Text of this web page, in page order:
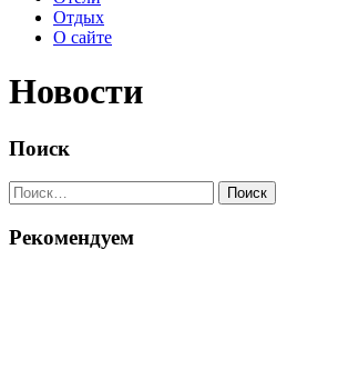
Отдых
О сайте
Новости
Поиск
Найти:
Рекомендуем